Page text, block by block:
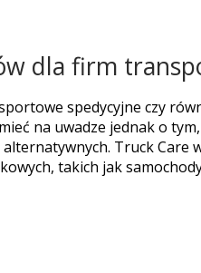
dla firm
spedycyjne czy
na uwadze jednak o
Truck
takich jak